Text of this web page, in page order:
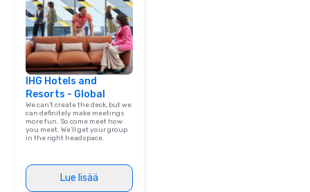
IHG Hotels and
Resorts - Global
We can't create the deck, but we
can definitely make meetings
more fun. So come meet how
you meet. We'll get your group
in the right headspace.
Lue lisää